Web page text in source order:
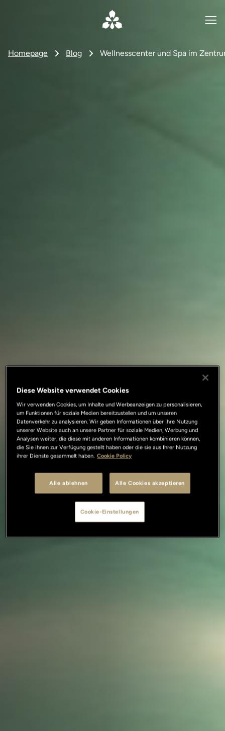
Homepage Blog Wellnesscenter und Spa im
Diese Website verwendet Cookies
Wir verwenden Cookies, um Inhalte und Werbeanzeigen zu personalisieren,
um Funktionen für soziale Medien bereitzustellen und um unseren
Datenverkehr zu analysieren. Wir geben Informationen über Ihre Nutzung
unserer Website auch an unsere Partner für soziale Medien, Werbung und
Analysen weiter, die diese mit anderen Informationen kombinieren können,
die Sie ihnen zur Verfügung gestellt haben oder die sie aus Ihrer Nutzung
ihrer Dienste gesammelt haben. Cookie Policy
Alle ablehnen Alle Cookies akzeptieren
Cookie-Einstellungen